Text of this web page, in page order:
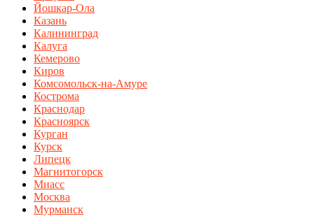
Йошкар-Ола
Казань
Калининград
Калуга
Кемерово
Киров
Комсомольск-на-Амуре
Кострома
Краснодар
Красноярск
Курган
Курск
Липецк
Магнитогорск
Миасс
Москва
Мурманск